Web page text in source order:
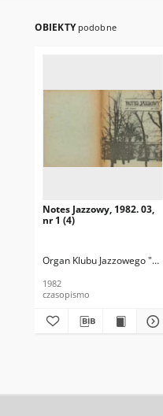
OBIEKTY podobne
Notes Jazzowy, 1982. 03,
nr 1 (4)
Organ Klubu Jazzowego
1982
czasopismo